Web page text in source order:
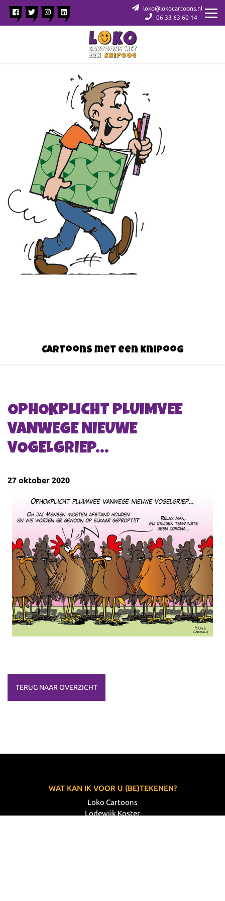
loko@lokocartoons.nl
06 33 63 60 14
Cartoons met een knipoog
OPHOKPLICHT PLUIMVEE
VANWEGE NIEUWE
VOGELGRIEP…
27 oktober 2020
TERUG NAAR OVERZICHT
WAT KAN IK VOOR U (BE)TEKENEN?
Loko Cartoons
Lodewijk Koster